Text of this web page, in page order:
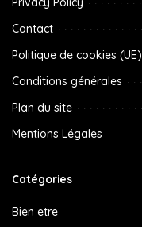
Contact
Politique de cookies (UE)
Conditions générales
Plan du site
Mentions Légales
Catégories
Bien etre